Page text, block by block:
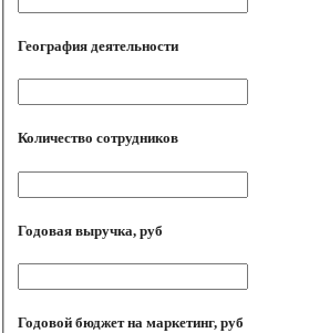
География деятельности
Количество сотрудников
Годовая выручка, руб
Годовой бюджет на маркетинг, руб